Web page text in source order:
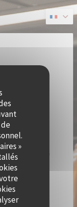
»
!
À QUAI